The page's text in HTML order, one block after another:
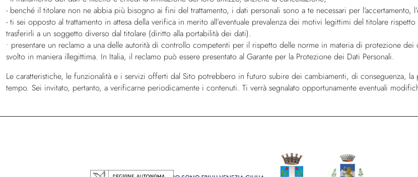
- benché il titolare non ne abbia più bisogno ai fini del trattamento, i dati personali sono a te necessari per
- ti sei opposto al trattamento in attesa della verifica in merito all’eventuale prevalenza dei motivi legittimi del titolare
trasferirli a un soggetto diverso dal titolare (diritto alla portabilità dei dati).
• presentare un reclamo a una delle autorità di controllo competenti per il rispetto delle norme in materia di protezione
svolto in maniera illegittima. In Italia, il reclamo può essere presentato al Garante per la Protezione dei Dati Personali.
Le caratteristiche, le funzionalità e i servizi offerti dal Sito potrebbero in futuro subire dei cambiamenti, di conseguenza,
tempo. Sei invitato, pertanto, a verificarne periodicamente i contenuti. Ti verrà segnalato opportunamente eventuali